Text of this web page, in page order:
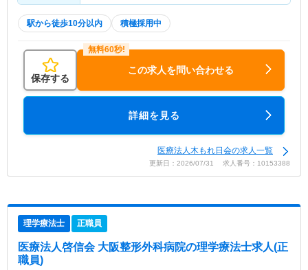
駅から徒歩10分以内 積極採用中
保存する
この求人を問い合わせる
詳細を見る
医療法人木もれ日会の求人一覧
更新日：2026/07/31 求人番号：10153388
理学療法士 正職員
医療法人啓信会 大阪整形外科病院の理学療法士求人(正
職員)